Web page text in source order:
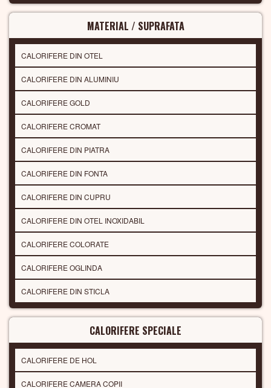
MATERIAL / SUPRAFATA
CALORIFERE DIN OTEL
CALORIFERE DIN ALUMINIU
CALORIFERE GOLD
CALORIFERE CROMAT
CALORIFERE DIN PIATRA
CALORIFERE DIN FONTA
CALORIFERE DIN CUPRU
CALORIFERE DIN OTEL INOXIDABIL
CALORIFERE COLORATE
CALORIFERE OGLINDA
CALORIFERE DIN STICLA
CALORIFERE SPECIALE
CALORIFERE DE HOL
CALORIFERE CAMERA COPII